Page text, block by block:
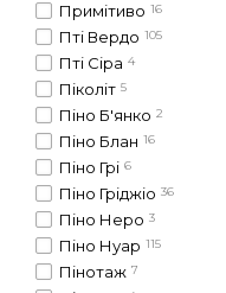
Примітиво 16
Пті Вердо 105
Пті Сіра 4
Піколіт 5
Піно Б'янко 2
Піно Блан 16
Піно Грі 6
Піно Гріджіо 36
Піно Неро 3
Піно Нуар 115
Пінотаж 7